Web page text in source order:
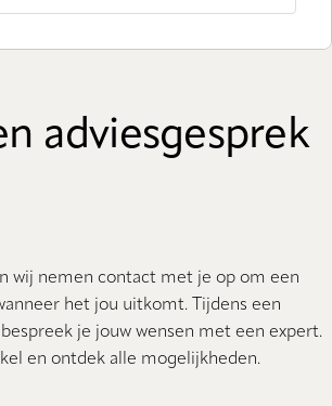
adviesgesprek
wij nemen contact met je op om een
het jou uitkomt. Tijdens een
je jouw wensen met een expert.
en ontdek alle mogelijkheden.